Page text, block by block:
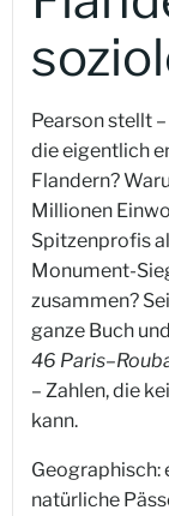
Pearson stellt
die eigentlich
Flandern?
Millionen
Spitzenprofis
Monument-
zusammen?
ganze Buch
46
– Zahlen, die
kann.
Geographisch:
natürliche